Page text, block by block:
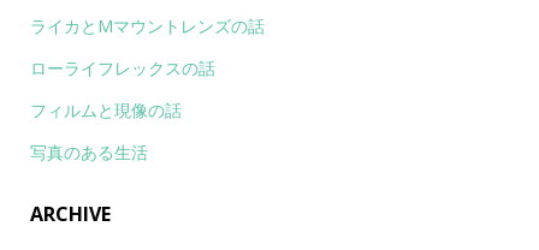
ライカとMマウントレンズの話
ローライフレックスの話
フィルムと現像の話
写真のある生活
ARCHIVE